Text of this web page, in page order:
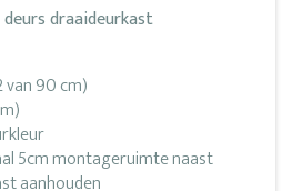
draaideurkast
van 90 cm)
5cm montageruimte naast
aanhouden